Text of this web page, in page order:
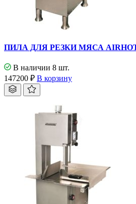
ПИЛА ДЛЯ РЕЗКИ МЯСА AIRHOT
В наличии 8 шт.
147200 ₽ В корзину